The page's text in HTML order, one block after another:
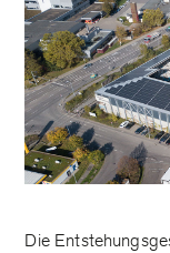
Die